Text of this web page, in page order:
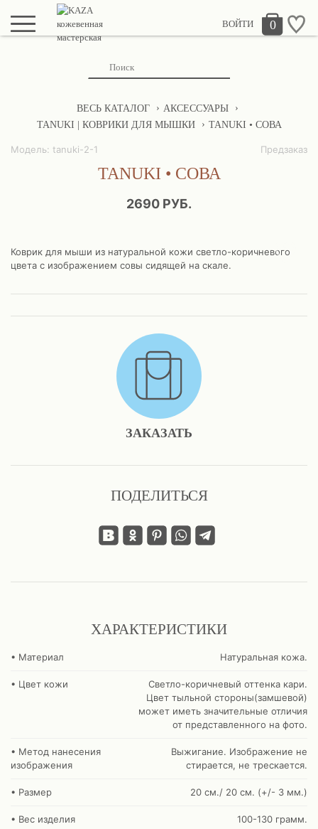
ВОЙТИ 0
ВЕСЬ КАТАЛОГ
АКСЕССУАРЫ
TANUKI | КОВРИКИ ДЛЯ МЫШКИ
TANUKI • СОВА
Модель: tanuki-2-1 Предзаказ
TANUKI • СОВА
2690 РУБ.
Коврик для мыши из натуральной кожи светло-коричневого
цвета с изображением совы сидящей на скале.
ЗАКАЗАТЬ
ПОДЕЛИТЬСЯ
ХАРАКТЕРИСТИКИ
• Материал Натуральная кожа.
• Цвет кожи
Светло-коричневый оттенка кари.
Цвет тыльной стороны(замшевой)
может иметь значительные отличия
от представленного на фото.
• Метод нанесения
изображения
Выжигание. Изображение не
стирается, не трескается.
• Размер 20 см./ 20 см. (+/- 3 мм.)
• Вес изделия 100-130 грамм.